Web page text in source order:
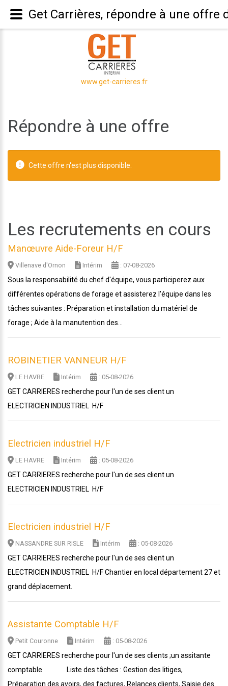
www.get-carrieres.fr
Répondre à une offre
Cette offre n'est plus disponible.
Les recrutements en cours
Manœuvre Aide-Foreur H/F
Villenave d'Ornon Intérim : 07-08-2026
Sous la responsabilité du chef d'équipe, vous participerez aux
différentes opérations de forage et assisterez l'équipe dans les
tâches suivantes : Préparation et installation du matériel de
forage ; Aide à la manutention des...
ROBINETIER VANNEUR H/F
LE HAVRE Intérim : 05-08-2026
GET CARRIERES recherche pour l'un de ses client un
ELECTRICIEN INDUSTRIEL H/F
Electricien industriel H/F
LE HAVRE Intérim : 05-08-2026
GET CARRIERES recherche pour l'un de ses client un
ELECTRICIEN INDUSTRIEL H/F
Electricien industriel H/F
NASSANDRE SUR RISLE Intérim : 05-08-2026
GET CARRIERES recherche pour l'un de ses client un
ELECTRICIEN INDUSTRIEL H/F Chantier en local département 27 et
grand déplacement.
Assistante Comptable H/F
Petit Couronne Intérim : 05-08-2026
GET CARRIERES recherche pour l'un de ses clients ;un assitante
comptable Liste des tâches : Gestion des litiges,
Préparation des avoirs, des factures, Relances clients, Saisie des
Get Carrières, répondre à une offre